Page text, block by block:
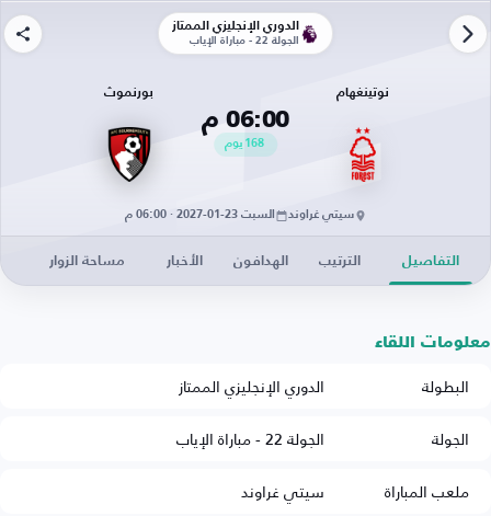
الدوري الإنجليزي الممتاز
الجولة 22 - مباراة الإياب
نوتينغهام
06:00 م
168 يوم
بورنموث
سيتي غراوند السبت 23-01-2027 · 06:00 م
التفاصيل الترتيب الهدافون الأخبار مساحة الزوار
معلومات اللقاء
البطولة
الدوري الإنجليزي الممتاز
الجولة
الجولة 22 - مباراة الإياب
ملعب المباراة
سيتي غراوند